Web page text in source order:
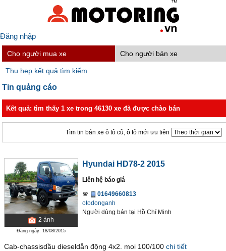
Đăng nhập
Cho người mua xe Cho người bán xe
Thu hẹp kết quả tìm kiếm
Tin quảng cáo
Kết quả: tìm thấy 1 xe trong 46130 xe đã được chào bán
Tìm tin bán xe ô tô cũ, ô tô mới ưu tiên
2 ảnh
Đăng ngày: 18/08/2015
Hyundai HD78-2 2015
Liên hệ báo giá
01649660813
otodonganh
Người dùng bán tại Hồ Chí Minh
Cab-chassisdầu dieseldẫn động 4x2. moi 100/100 chi tiết